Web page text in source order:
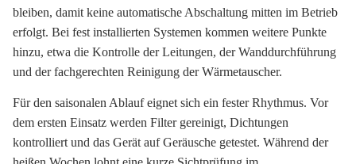
bleiben, damit keine automatische Abschaltung mitten im Betrieb
erfolgt. Bei fest installierten Systemen kommen weitere Punkte
hinzu, etwa die Kontrolle der Leitungen, der Wanddurchführung
und der fachgerechten Reinigung der Wärmetauscher.
Für den saisonalen Ablauf eignet sich ein fester Rhythmus. Vor
dem ersten Einsatz werden Filter gereinigt, Dichtungen
kontrolliert und das Gerät auf Geräusche getestet. Während der